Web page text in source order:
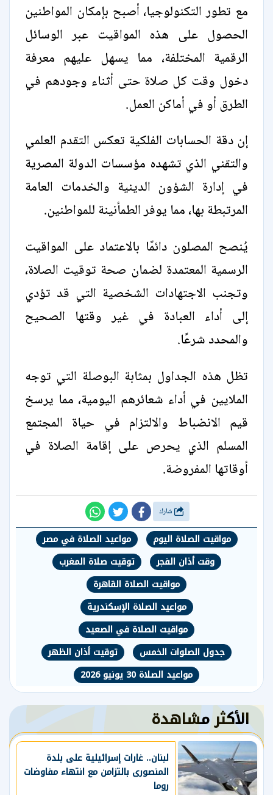
مع تطور التكنولوجيا، أصبح بإمكان المواطنين
الحصول على هذه المواقيت عبر الوسائل
الرقمية المختلفة، مما يسهل عليهم معرفة
دخول وقت كل صلاة حتى أثناء وجودهم في
الطرق أو في أماكن العمل.
إن دقة الحسابات الفلكية تعكس التقدم العلمي
والتقني الذي تشهده مؤسسات الدولة المصرية
في إدارة الشؤون الدينية والخدمات العامة
المرتبطة بها، مما يوفر الطمأنينة للمواطنين.
يُنصح المصلون دائمًا بالاعتماد على المواقيت
الرسمية المعتمدة لضمان صحة توقيت الصلاة،
وتجنب الاجتهادات الشخصية التي قد تؤدي
إلى أداء العبادة في غير وقتها الصحيح
والمحدد شرعًا.
تظل هذه الجداول بمثابة البوصلة التي توجه
الملايين في أداء شعائرهم اليومية، مما يرسخ
قيم الانضباط والالتزام في حياة المجتمع
المسلم الذي يحرص على إقامة الصلاة في
أوقاتها المفروضة.
مواقيت الصلاة اليوم
مواعيد الصلاة في مصر
وقت أذان الفجر
توقيت صلاة المغرب
مواقيت الصلاة القاهرة
مواعيد الصلاة الإسكندرية
مواقيت الصلاة في الصعيد
جدول الصلوات الخمس
توقيت أذان الظهر
مواعيد الصلاة 30 يونيو 2026
الأكثر مشاهدة
لبنان.. غارات إسرائيلية على بلدة
المنصورى بالتزامن مع انتهاء مفاوضات
روما